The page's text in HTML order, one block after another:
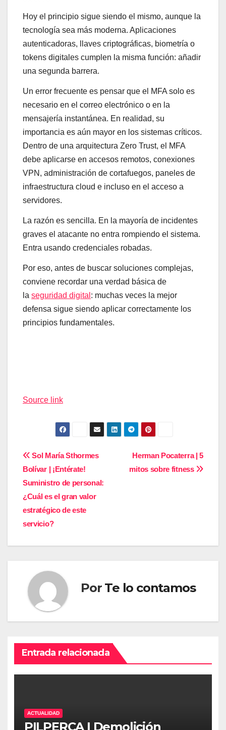
Hoy el principio sigue siendo el mismo, aunque la
tecnología sea más moderna. Aplicaciones
autenticadoras, llaves criptográficas, biometría o
tokens digitales cumplen la misma función: añadir
una segunda barrera.
Un error frecuente es pensar que el MFA solo es
necesario en el correo electrónico o en la
mensajería instantánea. En realidad, su
importancia es aún mayor en los sistemas críticos.
Dentro de una arquitectura Zero Trust, el MFA
debe aplicarse en accesos remotos, conexiones
VPN, administración de cortafuegos, paneles de
infraestructura cloud e incluso en el acceso a
servidores.
La razón es sencilla. En la mayoría de incidentes
graves el atacante no entra rompiendo el sistema.
Entra usando credenciales robadas.
Por eso, antes de buscar soluciones complejas,
conviene recordar una verdad básica de
la seguridad digital : muchas veces la mejor
defensa sigue siendo aplicar correctamente los
principios fundamentales.
de
Source link
Navegación
de
entradas
Herman Pocaterra | 5
mitos sobre fitness
Sol María Sthormes
Bolívar | ¡Entérate!
Suministro de personal:
¿Cuál es el gran valor
estratégico de este
servicio?
Por Te lo contamos
Entrada relacionada
ACTUALIDAD
PILPERCA | Demolición